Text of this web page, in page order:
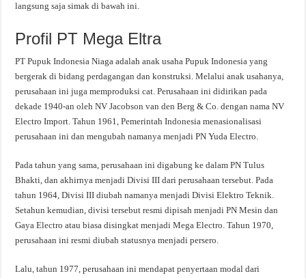
langsung saja simak di bawah ini.
Profil PT Mega Eltra
PT Pupuk Indonesia Niaga adalah anak usaha Pupuk Indonesia yang
bergerak di bidang perdagangan dan konstruksi. Melalui anak usahanya,
perusahaan ini juga memproduksi cat. Perusahaan ini didirikan pada
dekade 1940-an oleh NV Jacobson van den Berg & Co. dengan nama NV
Electro Import. Tahun 1961, Pemerintah Indonesia menasionalisasi
perusahaan ini dan mengubah namanya menjadi PN Yuda Electro.
Pada tahun yang sama, perusahaan ini digabung ke dalam PN Tulus
Bhakti, dan akhirnya menjadi Divisi III dari perusahaan tersebut. Pada
tahun 1964, Divisi III diubah namanya menjadi Divisi Elektro Teknik.
Setahun kemudian, divisi tersebut resmi dipisah menjadi PN Mesin dan
Gaya Electro atau biasa disingkat menjadi Mega Electro. Tahun 1970,
perusahaan ini resmi diubah statusnya menjadi persero.
Lalu, tahun 1977, perusahaan ini mendapat penyertaan modal dari